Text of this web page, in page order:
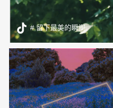
# 留下最美的瞬间